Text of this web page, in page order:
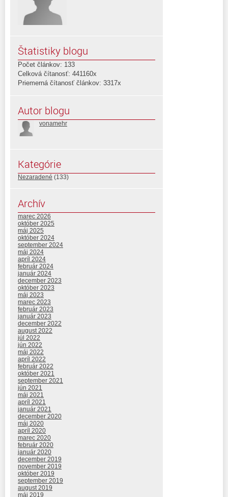
Štatistiky blogu
Počet článkov: 133
Celková čítanosť: 441160x
Priemerná čítanosť článkov: 3317x
Autor blogu
vonamehr
Kategórie
Nezaradené (133)
Archív
marec 2026
október 2025
máj 2025
október 2024
september 2024
máj 2024
apríl 2024
február 2024
január 2024
december 2023
október 2023
máj 2023
marec 2023
február 2023
január 2023
december 2022
august 2022
júl 2022
jún 2022
máj 2022
apríl 2022
február 2022
október 2021
september 2021
jún 2021
máj 2021
apríl 2021
január 2021
december 2020
máj 2020
apríl 2020
marec 2020
február 2020
január 2020
december 2019
november 2019
október 2019
september 2019
august 2019
máj 2019